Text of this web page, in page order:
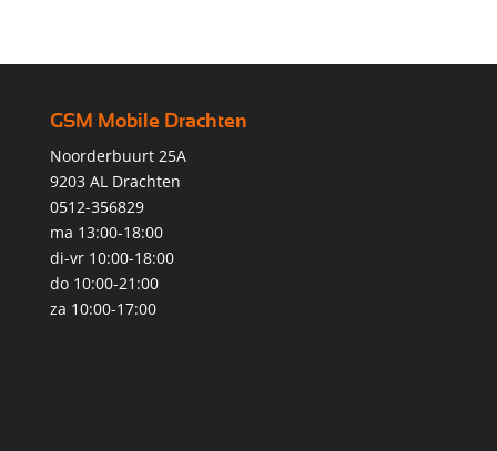
GSM Mobile Drachten
Noorderbuurt 25A
9203 AL Drachten
0512-356829
ma 13:00-18:00
di-vr 10:00-18:00
do 10:00-21:00
za 10:00-17:00